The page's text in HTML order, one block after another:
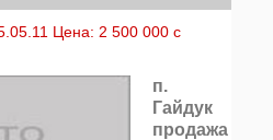
Цена: 2 500 000 с
п.
Гайдук
продажа